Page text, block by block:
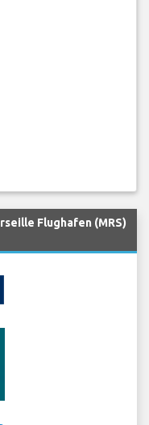
Flughafen (MRS)